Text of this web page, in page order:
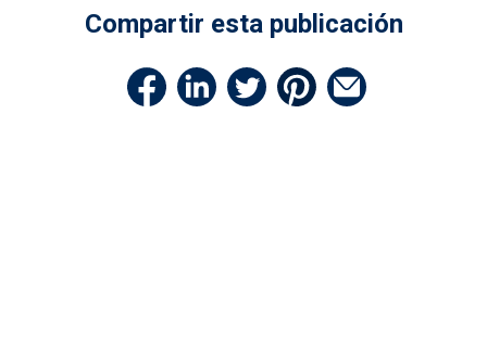
Compartir esta publicación